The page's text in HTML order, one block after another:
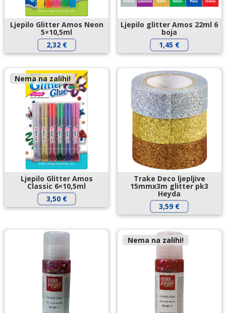
Ljepilo Glitter Amos Neon
5×10,5ml
2,32 €
Ljepilo glitter Amos 22ml 6
boja
1,45 €
Nema na zalihi!
Ljepilo Glitter Amos
Classic 6×10,5ml
3,50 €
Trake Deco ljepljive
15mmx3m glitter pk3
Heyda
3,59 €
Nema na zalihi!